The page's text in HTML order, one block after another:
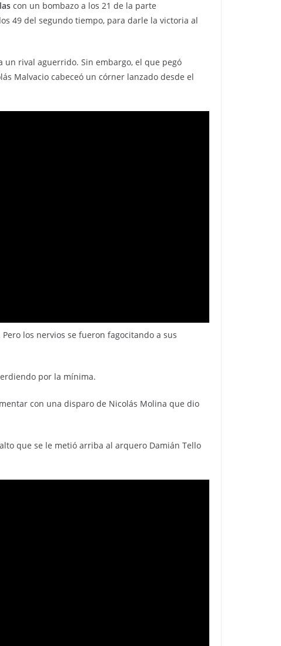
con un bombazo a los 21 de la parte
49 del segundo tiempo, para darle la victoria al
rival aguerrido. Sin embargo, el que pegó
Malvacio cabeceó un córner lanzado desde el
Pero los nervios se fueron fagocitando a sus
por la mínima.
con una disparo de Nicolás Molina que dio
que se le metió arriba al arquero Damián Tello